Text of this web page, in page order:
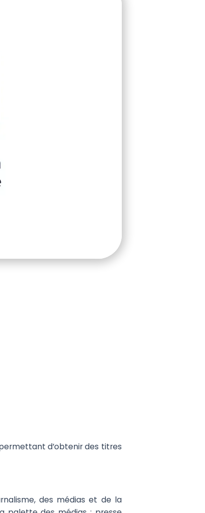
d’obtenir des titres
des médias et de la